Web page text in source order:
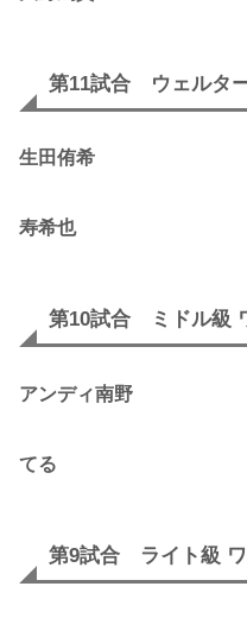
第11試合 ウェルタ
生田侑希
寿希也
第10試合 ミドル級
アンディ南野
てる
第9試合 ライト級